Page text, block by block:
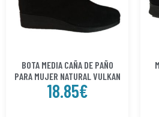
BOTA MEDIA CAÑA DE PAÑO
PARA MUJER NATURAL VULKAN
18.85€